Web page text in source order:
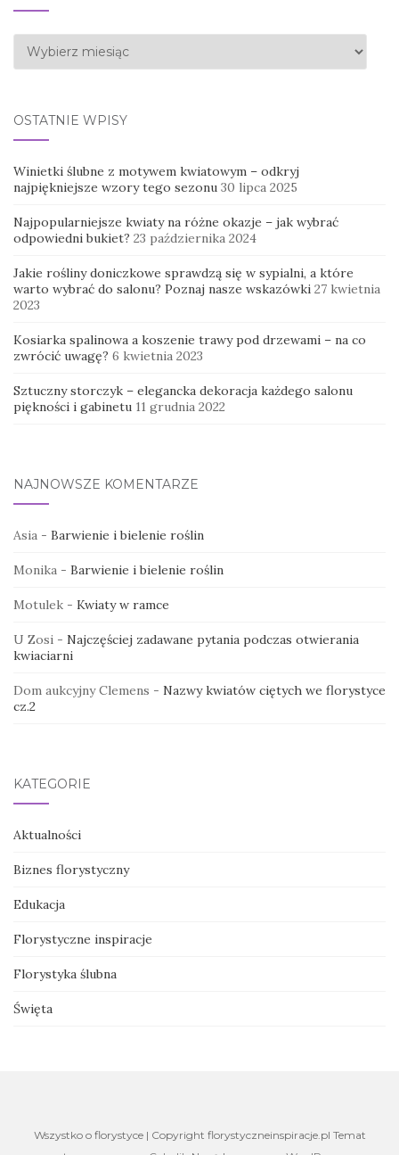
Archiwa
OSTATNIE WPISY
Winietki ślubne z motywem kwiatowym – odkryj
najpiękniejsze wzory tego sezonu 30 lipca 2025
Najpopularniejsze kwiaty na różne okazje – jak wybrać
odpowiedni bukiet? 23 października 2024
Jakie rośliny doniczkowe sprawdzą się w sypialni, a które
warto wybrać do salonu? Poznaj nasze wskazówki 27 kwietnia
2023
Kosiarka spalinowa a koszenie trawy pod drzewami – na co
zwrócić uwagę? 6 kwietnia 2023
Sztuczny storczyk – elegancka dekoracja każdego salonu
piękności i gabinetu 11 grudnia 2022
NAJNOWSZE KOMENTARZE
Asia - Barwienie i bielenie roślin
Monika - Barwienie i bielenie roślin
Motulek - Kwiaty w ramce
U Zosi - Najczęściej zadawane pytania podczas otwierania
kwiaciarni
Dom aukcyjny Clemens - Nazwy kwiatów ciętych we florystyce
cz.2
KATEGORIE
Aktualności
Biznes florystyczny
Edukacja
Florystyczne inspiracje
Florystyka ślubna
Święta
Wszystko o florystyce | Copyright florystyczneinspiracje.pl Temat